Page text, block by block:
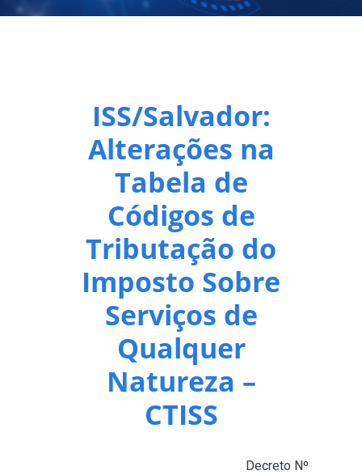
ISS/Salvador:
Alterações na
Tabela de
Códigos de
Tributação do
Imposto Sobre
Serviços de
Qualquer
Natureza –
CTISS
Decreto Nº